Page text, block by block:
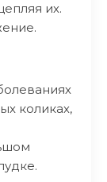
их.
коликах,